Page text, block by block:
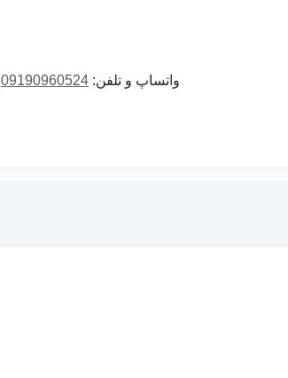
واتساپ و تلفن: 09190960524